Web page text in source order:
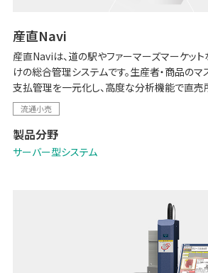
産直Navi
産直Naviは、道の駅やファーマーズマーケッ
けの総合管理システムです。生産者・商品のマ
支払管理を一元化し、高度な分析機能で直売
流通小売
製品分野
サーバー型システム